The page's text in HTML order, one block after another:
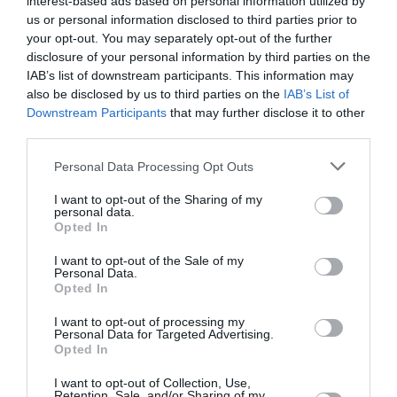
us or personal information disclosed to third parties prior to
your opt-out. You may separately opt-out of the further
disclosure of your personal information by third parties on the
IAB’s list of downstream participants. This information may
also be disclosed by us to third parties on the IAB’s List of
Downstream Participants that may further disclose it to other
Personal Data Processing Opt Outs
I want to opt-out of the Sharing of my
personal data.
Opted In
I want to opt-out of the Sale of my
Personal Data.
Opted In
I want to opt-out of processing my
Personal Data for Targeted Advertising.
Opted In
I want to opt-out of Collection, Use,
FAIRE UN DON
Appel aux lecteurs !
Soutenez Air Journal participezà son
développement !
NOUS SOUTENIR
DERNIERS COMMENTAIRES
Manfou a commenté l'article :